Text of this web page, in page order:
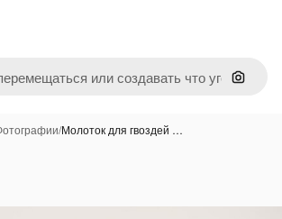
Поиск
/Молоток для гвоздей …